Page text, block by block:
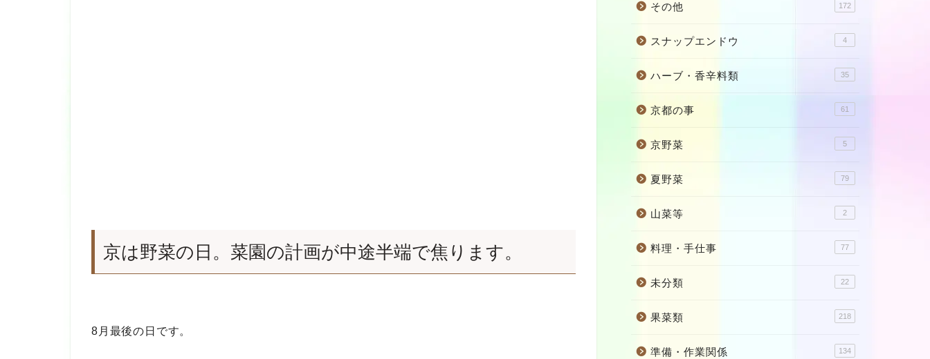
京は野菜の日。菜園の計画が中途半端で焦ります。
8月最後の日です。
その他 172
スナップエンドウ 4
ハーブ・香辛料類 35
京都の事 61
京野菜 5
夏野菜 79
山菜等 2
料理・手仕事 77
未分類 22
果菜類 218
準備・作業関係 134